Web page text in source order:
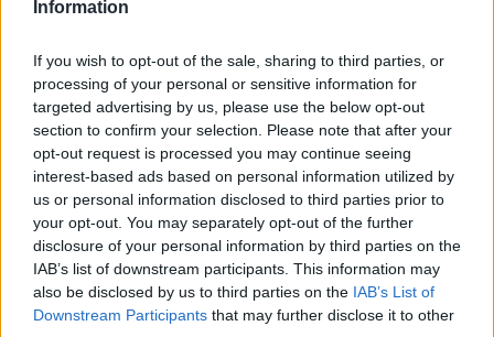
Information
If you wish to opt-out of the sale, sharing to third parties, or
processing of your personal or sensitive information for
targeted advertising by us, please use the below opt-out
section to confirm your selection. Please note that after your
opt-out request is processed you may continue seeing
interest-based ads based on personal information utilized by
us or personal information disclosed to third parties prior to
your opt-out. You may separately opt-out of the further
disclosure of your personal information by third parties on the
IAB’s list of downstream participants. This information may
also be disclosed by us to third parties on the IAB’s List of
Downstream Participants that may further disclose it to other
Αίτηση - Αποστολή Βιογραφικού
Σας ενδιαφέρει η θέση εργασίας; Εγγραφείτε για να στείλετε το
βιογραφικό σας στην εταιρεία.
Εγγραφή Είσοδος